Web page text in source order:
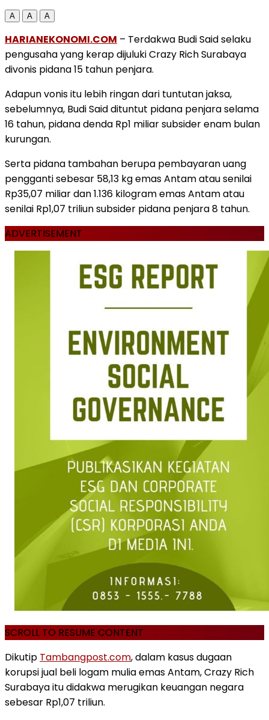
A A A
HARIANEKONOMI.COM – Terdakwa Budi Said selaku
pengusaha yang kerap dijuluki Crazy Rich Surabaya
divonis pidana 15 tahun penjara.
Adapun vonis itu lebih ringan dari tuntutan jaksa,
sebelumnya, Budi Said dituntut pidana penjara selama
16 tahun, pidana denda Rp1 miliar subsider enam bulan
kurungan.
Serta pidana tambahan berupa pembayaran uang
pengganti sebesar 58,13 kg emas Antam atau senilai
Rp35,07 miliar dan 1.136 kilogram emas Antam atau
senilai Rp1,07 triliun subsider pidana penjara 8 tahun.
ADVERTISEMENT
SCROLL TO RESUME CONTENT
Dikutip Tambangpost.com, dalam kasus dugaan
korupsi jual beli logam mulia emas Antam, Crazy Rich
Surabaya itu didakwa merugikan keuangan negara
sebesar Rp1,07 triliun.